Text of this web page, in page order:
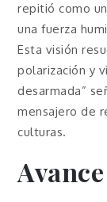
repitió como
una fuerza
Esta visión
polarización y
desarmada”
mensajero de
culturas.